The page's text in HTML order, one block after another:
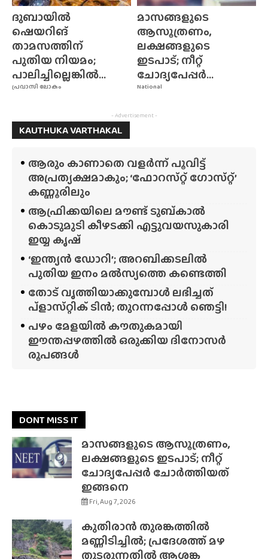
പ്രവാസി ലോകം
ദുബായിൽ
ഷെയറിങ്
താമസത്തിന്
പുതിയ നിയമം;
പാലിച്ചില്ലെങ്കിൽ...
National
മാസങ്ങളുടെ
ആസൂത്രണം,
ലക്ഷങ്ങളുടെ
ഇടപാട്; നീറ്റ്
ചോദ്യപേപ്പർ...
- Advertisement -
KAUTHUKA VARTHAKAL
ആരും കാണാതെ വളർന്ന് പൂവിട്ട്
അപ്രത്യക്ഷമാകും; ‘ഫോറസ്‌റ്റ്‌ ഗോസ്‌റ്റ്’
കണ്ണൂരിലും
ആഫ്രിക്കയിലെ മൗണ്ട് ടുബ്‌കാൽ
കൊടുമുടി കീഴടക്കി എട്ടുവയസുകാരി
ഇയ്യ കൃഷ്
‘ഇന്ത്യൻ ഡോറി’; അറബിക്കടലിൽ
പുതിയ ഇനം മൽസ്യത്തെ കണ്ടെത്തി
തോട് വൃത്തിയാക്കുമ്പോൾ ലഭിച്ചത്
പ്‌ളാസ്‌റ്റിക് ടിൻ; തുറന്നപ്പോൾ ഞെട്ടി!
പഴം മേളയിൽ കൗതുകമായി
ഈന്തപ്പഴത്തിൽ ഒരുക്കിയ ദിനോസർ
രൂപങ്ങൾ
DONT MISS IT
മാസങ്ങളുടെ ആസൂത്രണം,
ലക്ഷങ്ങളുടെ ഇടപാട്; നീറ്റ്
ചോദ്യപേപ്പർ ചോർത്തിയത്
ഇങ്ങനെ
Fri, Aug 7, 2026
കുതിരാൻ തുരങ്കത്തിൽ
മണ്ണിടിച്ചിൽ; പ്രദേശത്ത് മഴ
തുടരുന്നതിൽ ആശങ്ക